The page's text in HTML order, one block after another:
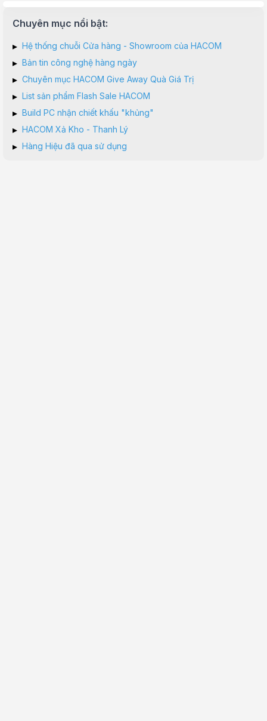
Chuyên mục nổi bật:
▸ Hệ thống chuỗi Cửa hàng - Showroom của HACOM
▸ Bản tin công nghệ hàng ngày
▸ Chuyên mục HACOM Give Away Quà Giá Trị
▸ List sản phẩm Flash Sale HACOM
▸ Build PC nhận chiết khấu "khủng"
▸ HACOM Xả Kho - Thanh Lý
▸ Hàng Hiệu đã qua sử dụng